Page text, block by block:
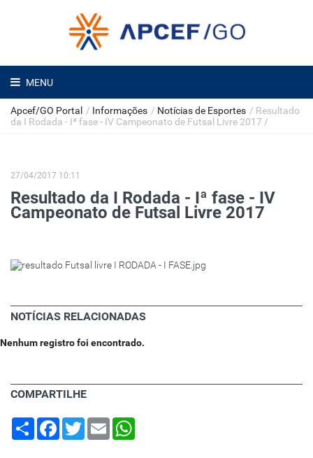
MENU
Apcef/GO Portal / Informações / Notícias de Esportes / Resultado
da I Rodada - Iª fase - IV Campeonato de Futsal Livre 2017 /
27/04/2017 10:11
Resultado da I Rodada - Iª fase - IV
Campeonato de Futsal Livre 2017
NOTÍCIAS RELACIONADAS
Nenhum registro foi encontrado.
COMPARTILHE
Share Facebook
TwitterEmail